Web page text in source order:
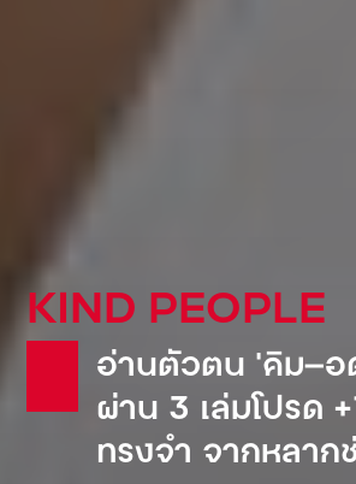
KIND PEOPLE
อ่านตัวตน ‘คิม—อ
ผ่าน 3 เล่มโปรด
ทรงจำ จากหลาก